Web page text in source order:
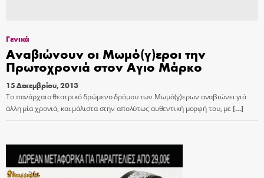
Γενικά
Αναβιώνουν οι Μωμό(γ)εροι την
Πρωτοχρονιά στον Αγιο Μάρκο
15 Δεκεμβρίου, 2013
Το πανάρχαιο θεατρικό δρώμενο δρόμου των Μωμό(γ)ερων αναβιώνει γιά
άλλη μία χρονιά, και μάλιστα στην απολύτως αυθεντική μορφή του, με[…]